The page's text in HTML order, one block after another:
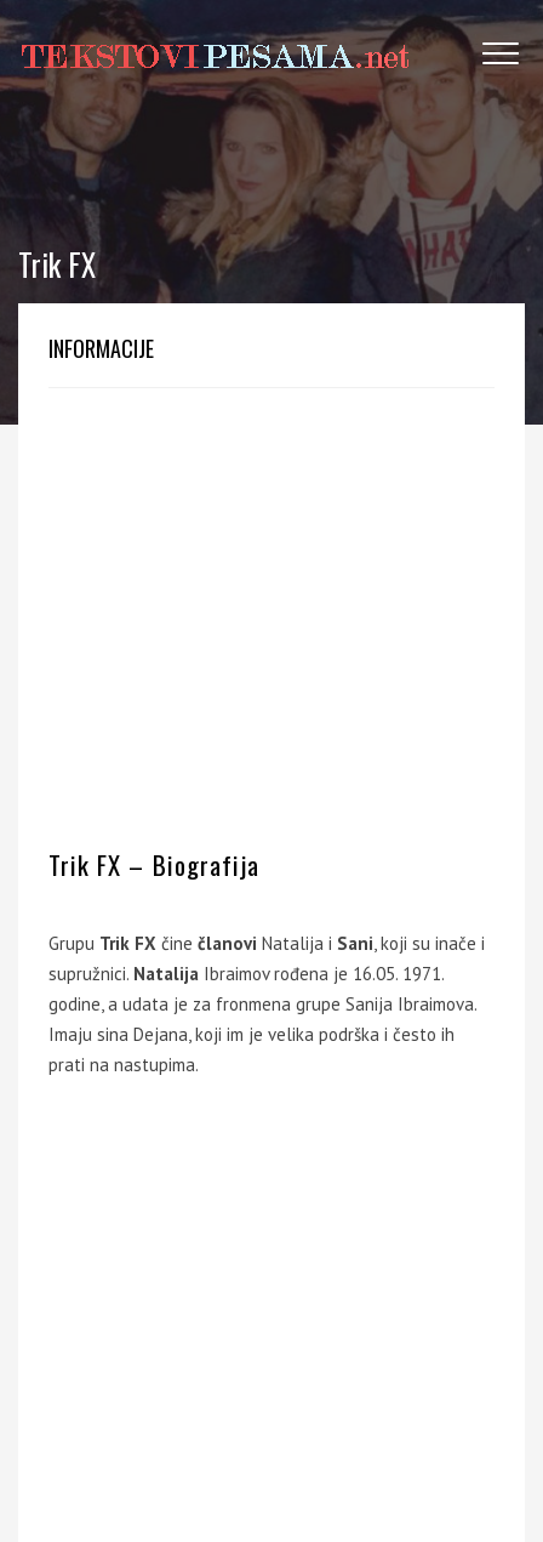
Trik FX
INFORMACIJE
Trik FX – Biografija
Grupu Trik FX čine članovi Natalija i Sani, koji su inače i
supružnici. Natalija Ibraimov rođena je 16.05. 1971.
godine, a udata je za fronmena grupe Sanija Ibraimova.
Imaju sina Dejana, koji im je velika podrška i često ih
prati na nastupima.